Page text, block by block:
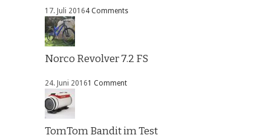
17. Juli 20164 Comments
Norco Revolver 7.2 FS
24. Juni 20161 Comment
TomTom Bandit im Test